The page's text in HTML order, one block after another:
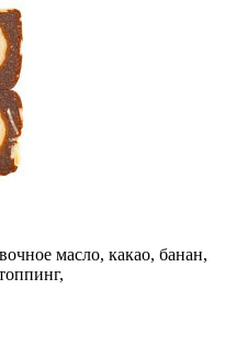
масло, какао, банан,